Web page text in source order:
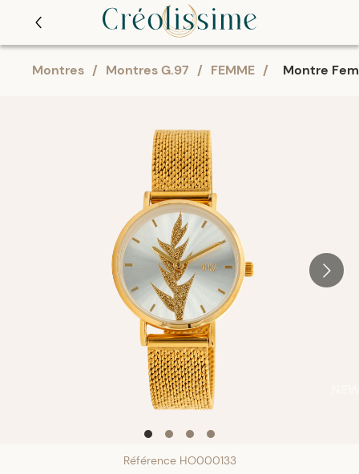
Montres / Montres G.97 / FEMME / Montre
Référence HO000133